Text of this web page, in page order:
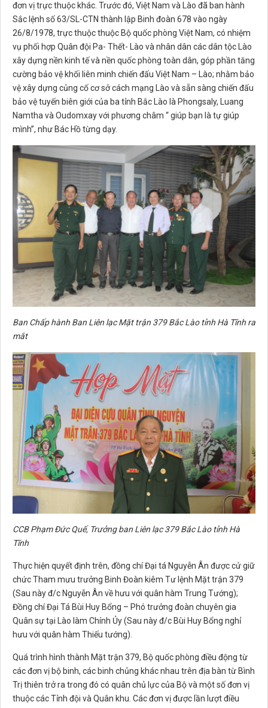
đơn vị trực thuộc khác. Trước đó, Việt Nam và Lào đã ban hành
Sắc lệnh số 63/SL-CTN thành lập Binh đoàn 678 vào ngày
26/8/1978, trực thuộc thuộc Bộ quốc phòng Việt Nam, có nhiệm
vụ phối hợp Quân đội Pa- Thết- Lào và nhân dân các dân tộc Lào
xây dựng nền kinh tế và nền quốc phòng toàn dân, góp phần tăng
cường bảo vệ khối liên minh chiến đấu Việt Nam – Lào; nhằm bảo
vệ xây dựng củng cố cơ sở cách mạng Lào và sẵn sàng chiến đấu
bảo vệ tuyến biên giới của ba tỉnh Bắc Lào là Phongsaly, Luang
Namtha và Oudomxay với phương châm “ giúp bạn là tự giúp
mình”, như Bác Hồ từng dạy.
Ban Chấp hành Ban Liên lạc Mặt trận 379 Bắc Lào tỉnh Hà Tĩnh ra
mắt
CCB Phạm Đức Quế, Trưởng ban Liên lạc 379 Bắc Lào tỉnh Hà
Tĩnh
Thực hiện quyết định trên, đồng chí Đại tá Nguyễn Ân được cử giữ
chức Tham mưu trưởng Binh Đoàn kiêm Tư lệnh Mặt trận 379
(Sau này đ/c Nguyễn Ân về hưu với quân hàm Trung Tướng);
Đồng chí Đại Tá Bùi Huy Bổng – Phó trưởng đoàn chuyên gia
Quân sự tại Lào làm Chính Ủy (Sau này đ/c Bùi Huy Bổng nghỉ
hưu với quân hàm Thiếu tướng).
Quá trình hình thành Mặt trận 379, Bộ quốc phòng điều động từ
các đơn vị bộ binh, các binh chủng khác nhau trên địa bàn từ Bình
Trị thiên trở ra trong đó có quân chủ lực của Bộ và một số đơn vị
thuộc các Tỉnh đội và Quân khu. Các đơn vị được lần lượt điều